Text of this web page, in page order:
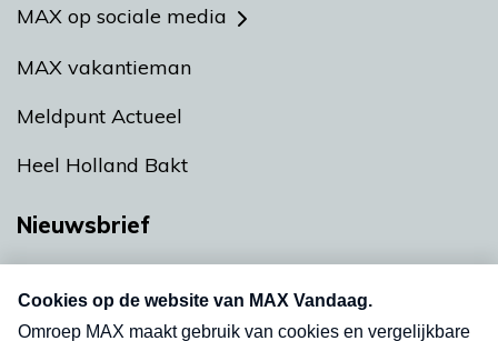
MAX op sociale media
MAX vakantieman
Meldpunt Actueel
Heel Holland Bakt
Nieuwsbrief
nieuwsbrief. Elke vrijdag- en dinsdagochtend in
uw mailbox.